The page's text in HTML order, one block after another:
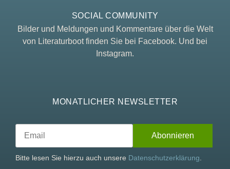
SOCIAL COMMUNITY
Bilder und Meldungen und Kommentare über die Welt
von Literaturboot finden Sie bei Facebook. Und bei
Instagram.
MONATLICHER NEWSLETTER
Bitte lesen Sie hierzu auch unsere Datenschutzerklärung.